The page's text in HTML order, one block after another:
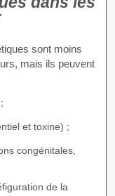
sont moins
mais ils peuvent
et toxine) ;
congénitales,
de la